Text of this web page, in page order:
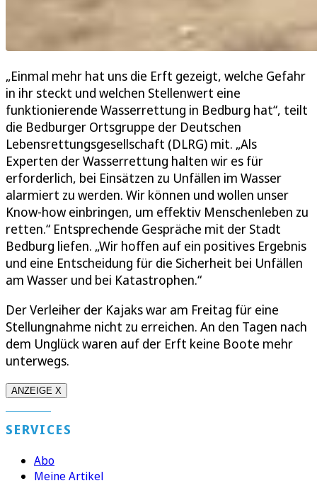
„Einmal mehr hat uns die Erft gezeigt, welche Gefahr
in ihr steckt und welchen Stellenwert eine
funktionierende Wasserrettung in Bedburg hat“, teilt
die Bedburger Ortsgruppe der Deutschen
Lebensrettungsgesellschaft (DLRG) mit. „Als
Experten der Wasserrettung halten wir es für
erforderlich, bei Einsätzen zu Unfällen im Wasser
alarmiert zu werden. Wir können und wollen unser
Know-how einbringen, um effektiv Menschenleben zu
retten.“ Entsprechende Gespräche mit der Stadt
Bedburg liefen. „Wir hoffen auf ein positives Ergebnis
und eine Entscheidung für die Sicherheit bei Unfällen
am Wasser und bei Katastrophen.“
Der Verleiher der Kajaks war am Freitag für eine
Stellungnahme nicht zu erreichen. An den Tagen nach
dem Unglück waren auf der Erft keine Boote mehr
unterwegs.
ANZEIGE X
SERVICES
Abo
Meine Artikel